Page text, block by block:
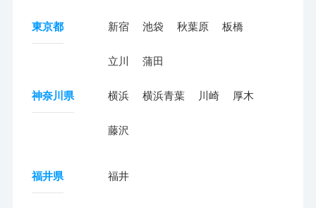
東京都 新宿 池袋 秋葉原 板橋
立川 蒲田
神奈川県 横浜 横浜青葉 川崎 厚木
藤沢
福井県 福井